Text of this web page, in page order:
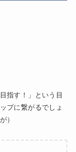
指す！」という目
プに繋がるでしょ
）